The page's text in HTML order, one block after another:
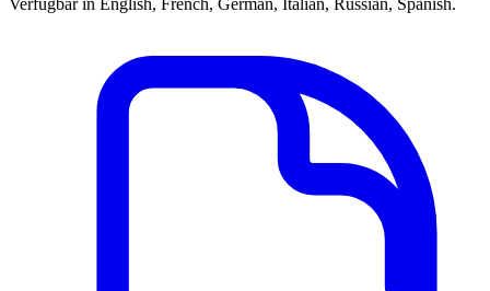
Verfügbar in English, French, German, Italian, Russian, Spanish.